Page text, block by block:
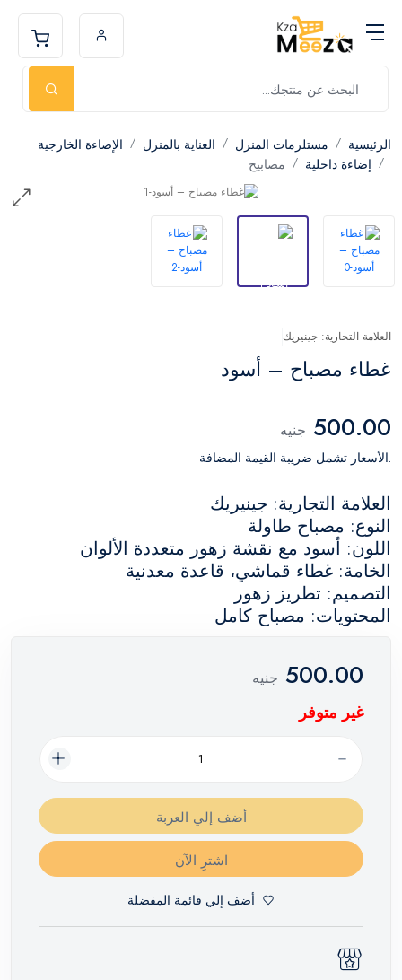
الرئيسية مستلزمات المنزل العناية بالمنزل
الإضاءة الخارجية
إضاءة داخلية
مصابيح
العلامة التجارية: جينيريك
غطاء مصباح – أسود
500.00 جنيه
.الأسعار تشمل ضريبة القيمة المضافة
العلامة التجارية: جينيريك
النوع: مصباح طاولة
اللون: أسود مع نقشة زهور متعددة الألوان
الخامة: غطاء قماشي، قاعدة معدنية
التصميم: تطريز زهور
المحتويات: مصباح كامل
500.00 جنيه
غير متوفر
أضف إلي العربة
اشترِ الآن
أضف إلي قائمة المفضلة